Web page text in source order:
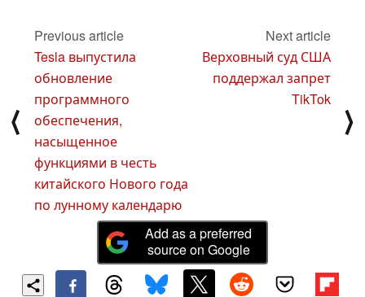
функций
интеллекта, чем
когда-либо прежде
January 2025
4K с HDR на
January 2025
⟨
Previous article
Tesla выпустила
обновление
программного
обеспечения,
насыщенное
функциями в честь
китайского Нового года
по лунному календарю
Next article
Верховный суд США
поддержал запрет
TikTok
⟩
Add as a preferred
source on Google